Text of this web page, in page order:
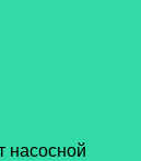
насосной